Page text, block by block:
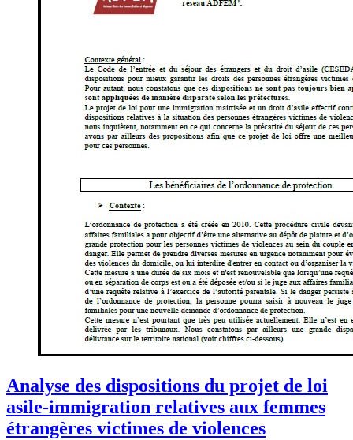
Analyse des dispositions du projet de loi
asile-immigration relatives aux femmes
étrangères victimes de violences